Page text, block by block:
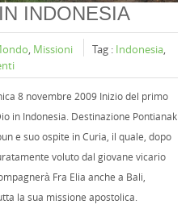
INDONESIA
, Missioni Tag : Indonesia,
8 novembre 2009 Inizio del primo
in Indonesia. Destinazione Pontianak
e suo ospite in Curia, il quale, dopo
voluto dal giovane vicario
Fra Elia anche a Bali,
la sua missione apostolica.